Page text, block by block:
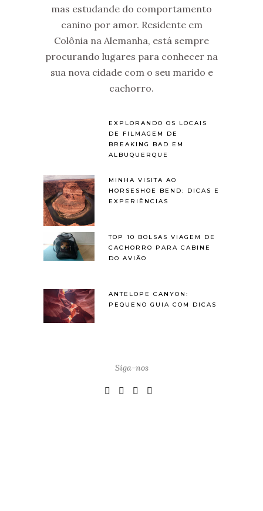
mas estudande do comportamento
canino por amor. Residente em
Colônia na Alemanha, está sempre
procurando lugares para conhecer na
sua nova cidade com o seu marido e
cachorro.
EXPLORANDO OS LOCAIS
DE FILMAGEM DE
BREAKING BAD EM
ALBUQUERQUE
MINHA VISITA AO
HORSESHOE BEND: DICAS E
EXPERIÊNCIAS
TOP 10 BOLSAS VIAGEM DE
CACHORRO PARA CABINE
DO AVIÃO
ANTELOPE CANYON:
PEQUENO GUIA COM DICAS
Siga-nos